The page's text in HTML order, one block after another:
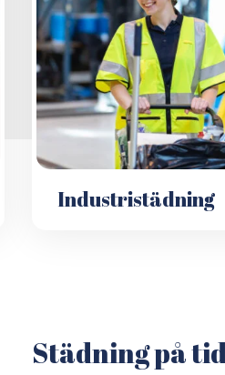
Industristädning
Städning på